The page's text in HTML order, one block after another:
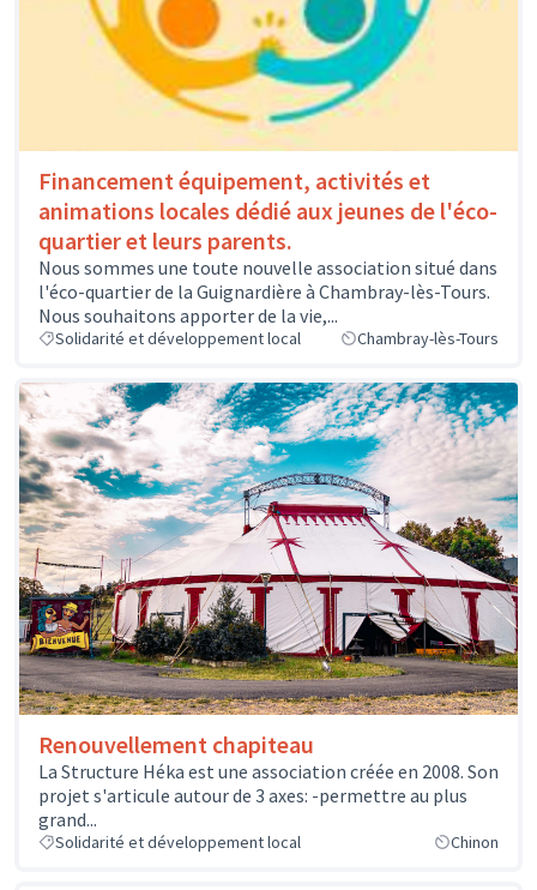
Financement équipement, activités et
animations locales dédié aux jeunes de l'éco-
quartier et leurs parents.
Nous sommes une toute nouvelle association situé dans
l'éco-quartier de la Guignardière à Chambray-lès-Tours.
Nous souhaitons apporter de la vie,...
Solidarité et développement local Chambray-lès-Tours
Renouvellement chapiteau
La Structure Héka est une association créée en 2008. Son
projet s'articule autour de 3 axes: -permettre au plus
grand...
Solidarité et développement local Chinon